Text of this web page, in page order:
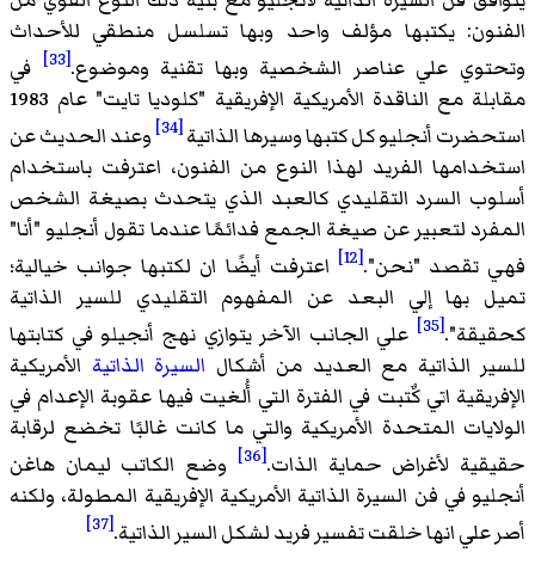
يكتبها مؤلف واحد وبها تسلسل منطقي للأحداث
علي عناصر الشخصية وبها تقنية وموضوع.[33]
في
مقابلة مع الناقدة الأمريكية الإفريقية "كلوديا تايت" عام 1983
أنجليو كل كتبها وسيرها الذاتية[34]
وعند الحديث عن
الفريد لهذا النوع من الفنون، اعترفت باستخدام
السرد التقليدي كالعبد الذي يتحدث بصيغة الشخص
لتعبير عن صيغة الجمع فدائمًا عندما تقول أنجليو "أنا"
تقصد "نحن".
اعترفت أيضًا ان لكتبها جوانب خيالية؛
بها إلي البعد عن المفهوم التقليدي للسير الذاتية
علي الجانب الآخر يتوازي نهج أنجيلو في كتابتها
الذاتية مع العديد من أشكالالسيرة الذاتيةالأمريكية
اتي كٌتبت في الفترة التي أُلغيت فيها عقوبة الإعدام في
المتحدة الأمريكية والتي ما كانت غالبًا تخضع لرقابة
لأغراض حماية الذات.[36]
وضع الكاتب ليمان هاغن
في فن السيرة الذاتية الأمريكية الإفريقية المطولة، ولكنه
انها خلقت تفسير فريد لشكل السير الذاتية.[37]